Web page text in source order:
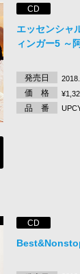
CD
エッセンシャ
ィンガー5 ～
発売日
価 格
品 番
CD